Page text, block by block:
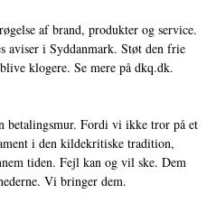
af brand, produkter og service.
aviser i Syddanmark. Støt den frie
klogere. Se mere på dkq.dk.
betalingsmur. Fordi vi ikke tror på et
i den kildekritiske tradition,
tiden. Fejl kan og vil ske. Dem
Vi bringer dem.